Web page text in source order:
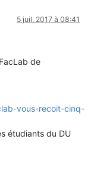
5 juil. 2017 à 08:41
de
vous-recoit-cinq-
étudiants du DU